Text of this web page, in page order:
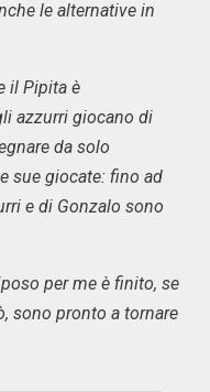
le alternative in
il Pipita è
azzurri giocano di
da solo
sue giocate: fino ad
e di Gonzalo sono
per me è finito, se
sono pronto a tornare